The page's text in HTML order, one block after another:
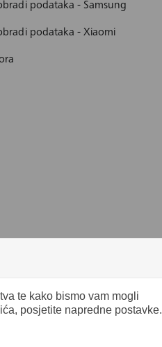
podataka - Samsung
podataka - Xiaomi
te kako bismo vam mogli
posjetite napredne postavke.